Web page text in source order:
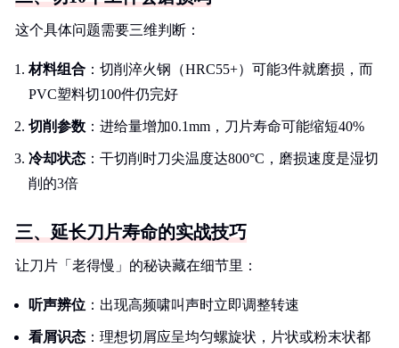
这个具体问题需要三维判断：
材料组合 ：切削淬火钢（HRC55+）可能3件就磨损，而
PVC塑料切100件仍完好
切削参数 ：进给量增加0.1mm，刀片寿命可能缩短40%
冷却状态 ：干切削时刀尖温度达800°C，磨损速度是湿切
削的3倍
三、延长刀片寿命的实战技巧
让刀片「老得慢」的秘诀藏在细节里：
听声辨位 ：出现高频啸叫声时立即调整转速
看屑识态 ：理想切屑应呈均匀螺旋状，片状或粉末状都